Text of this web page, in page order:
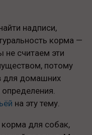
надписи,
корма —
не считаем эти
потому
для домашних
на эту тему.
для собак,